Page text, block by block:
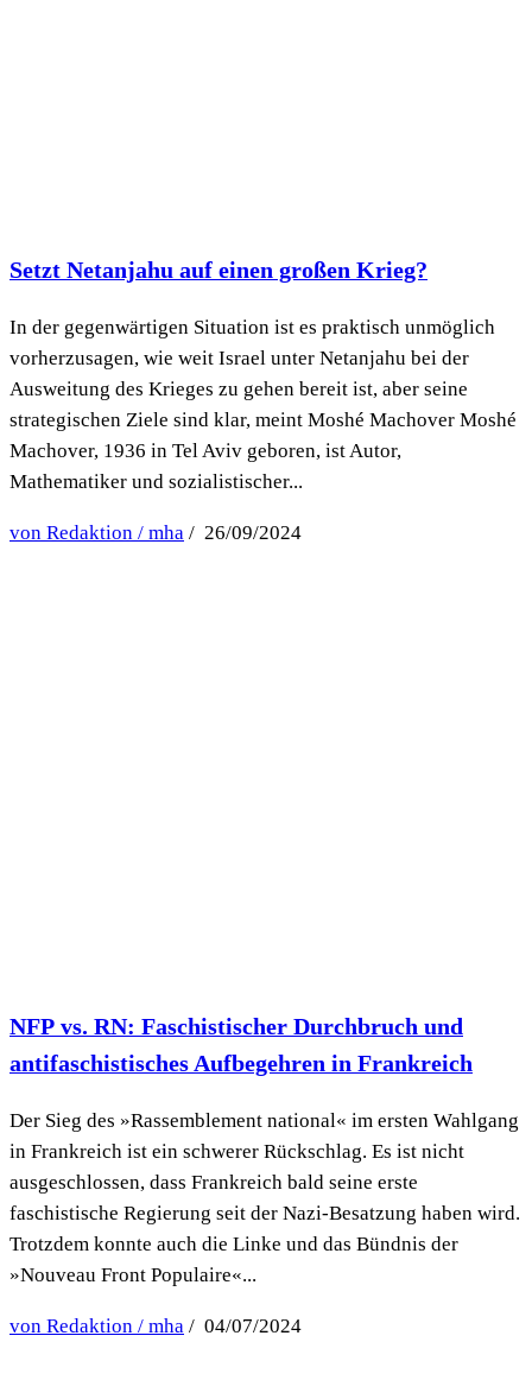
Setzt Netanjahu auf einen großen Krieg?
In der gegenwärtigen Situation ist es praktisch unmöglich
vorherzusagen, wie weit Israel unter Netanjahu bei der
Ausweitung des Krieges zu gehen bereit ist, aber seine
strategischen Ziele sind klar, meint Moshé Machover Moshé
Machover, 1936 in Tel Aviv geboren, ist Autor,
Mathematiker und sozialistischer...
von Redaktion / mha / 26/09/2024
NFP vs. RN: Faschistischer Durchbruch und
antifaschistisches Aufbegehren in Frankreich
Der Sieg des »Rassemblement national« im ersten Wahlgang
in Frankreich ist ein schwerer Rückschlag. Es ist nicht
ausgeschlossen, dass Frankreich bald seine erste
faschistische Regierung seit der Nazi-Besatzung haben wird.
Trotzdem konnte auch die Linke und das Bündnis der
»Nouveau Front Populaire«...
von Redaktion / mha / 04/07/2024